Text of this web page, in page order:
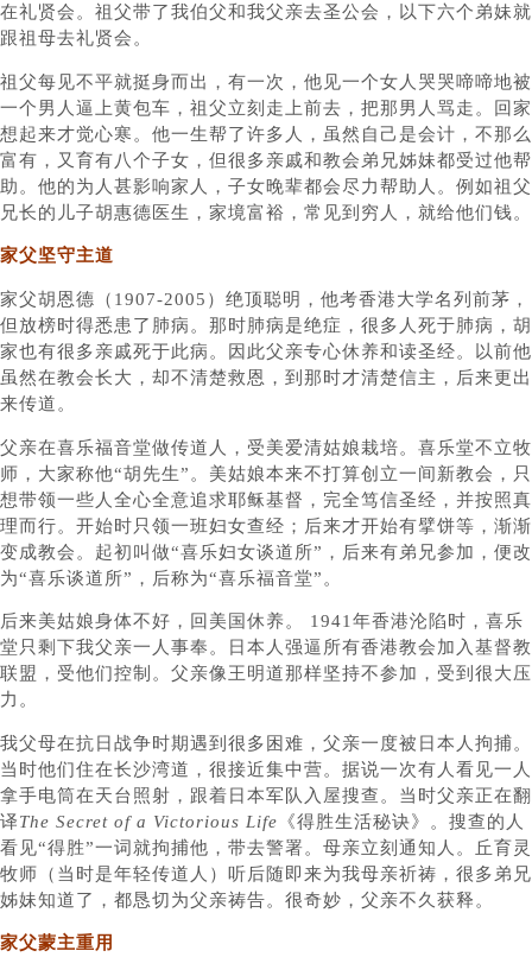
在礼贤会。祖父带了我伯父和我父亲去圣公会，以下六个弟妹就
跟祖母去礼贤会。
祖父每见不平就挺身而出，有一次，他见一个女人哭哭啼啼地被
一个男人逼上黄包车，祖父立刻走上前去，把那男人骂走。回家
想起来才觉心寒。他一生帮了许多人，虽然自己是会计，不那么
富有，又育有八个子女，但很多亲戚和教会弟兄姊妹都受过他帮
助。他的为人甚影响家人，子女晚辈都会尽力帮助人。例如祖父
兄长的儿子胡惠德医生，家境富裕，常见到穷人，就给他们钱。
家父坚守主道
家父胡恩德（1907-2005）绝顶聪明，他考香港大学名列前茅，
但放榜时得悉患了肺病。那时肺病是绝症，很多人死于肺病，胡
家也有很多亲戚死于此病。因此父亲专心休养和读圣经。以前他
虽然在教会长大，却不清楚救恩，到那时才清楚信主，后来更出
来传道。
父亲在喜乐福音堂做传道人，受美爱清姑娘栽培。喜乐堂不立牧
师，大家称他“胡先生”。美姑娘本来不打算创立一间新教会，只
想带领一些人全心全意追求耶稣基督，完全笃信圣经，并按照真
理而行。开始时只领一班妇女查经；后来才开始有擘饼等，渐渐
变成教会。起初叫做“喜乐妇女谈道所”，后来有弟兄参加，便改
为“喜乐谈道所”，后称为“喜乐福音堂”。
后来美姑娘身体不好，回美国休养。 1941年香港沦陷时，喜乐
堂只剩下我父亲一人事奉。日本人强逼所有香港教会加入基督教
联盟，受他们控制。父亲像王明道那样坚持不参加，受到很大压
力。
我父母在抗日战争时期遇到很多困难，父亲一度被日本人拘捕。
当时他们住在长沙湾道，很接近集中营。据说一次有人看见一人
拿手电筒在天台照射，跟着日本军队入屋搜查。当时父亲正在翻
译The Secret of a Victorious Life 《得胜生活秘诀》。搜查的人
看见“得胜”一词就拘捕他，带去警署。母亲立刻通知人。丘育灵
牧师（当时是年轻传道人）听后随即来为我母亲祈祷，很多弟兄
姊妹知道了，都恳切为父亲祷告。很奇妙，父亲不久获释。
家父蒙主重用